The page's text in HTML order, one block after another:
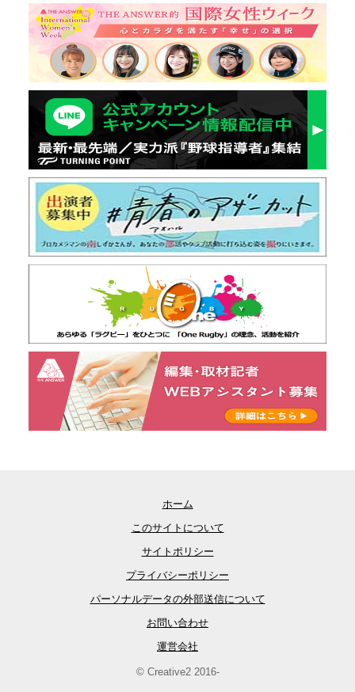
ホーム
このサイトについて
サイトポリシー
プライバシーポリシー
パーソナルデータの外部送信について
お問い合わせ
運営会社
© Creative2 2016-